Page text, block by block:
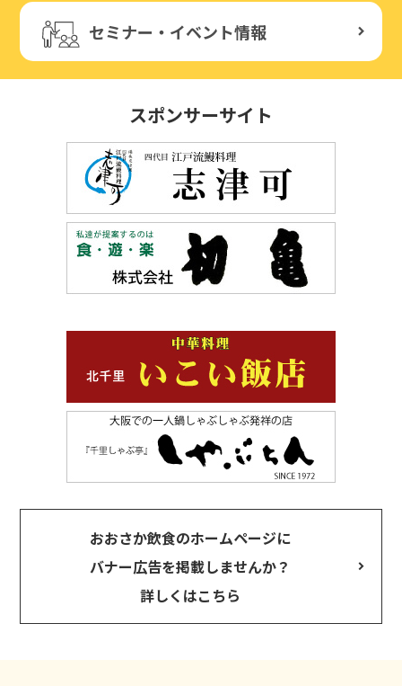
セミナー・イベント情報
スポンサーサイト
おおさか飲食のホームページに
バナー広告を掲載しませんか？
詳しくはこちら